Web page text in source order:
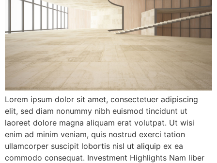
Lorem ipsum dolor sit amet, consectetuer adipiscing
elit, sed diam nonummy nibh euismod tincidunt ut
laoreet dolore magna aliquam erat volutpat. Ut wisi
enim ad minim veniam, quis nostrud exerci tation
ullamcorper suscipit lobortis nisl ut aliquip ex ea
commodo consequat. Investment Highlights Nam liber